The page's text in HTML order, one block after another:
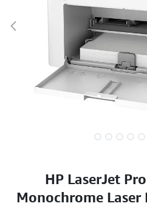
HP LaserJet
Monochrome